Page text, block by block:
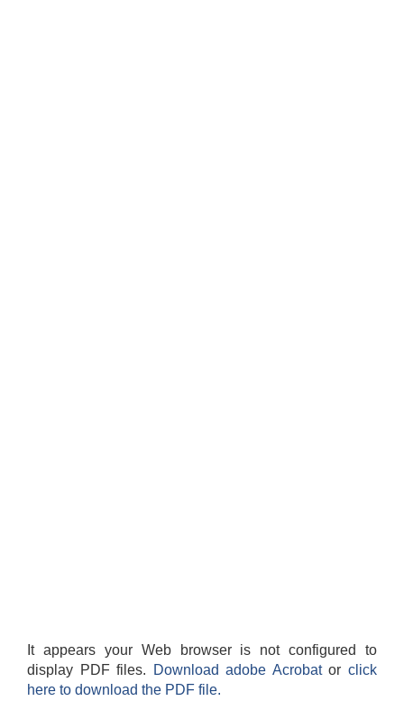
It appears your Web browser is not configured to
display PDF files.
Download adobe Acrobatorclick
here to download the PDF file.